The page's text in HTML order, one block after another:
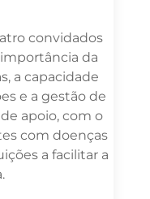
convidados
da
a capacidade
e a gestão de
apoio, com o
com doenças
a facilitar a